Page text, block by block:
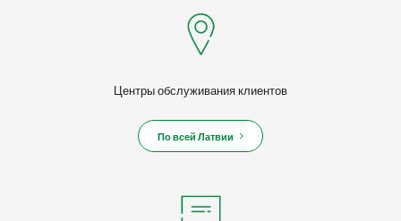
Центры обслуживания клиентов
По всей Латвии